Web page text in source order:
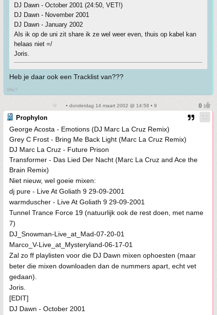
DJ Dawn - October 2001 (24:50, VET!)
DJ Dawn - November 2001
DJ Dawn - January 2002
Als ik op de uni zit share ik ze wel weer even, thuis op kabel kan
helaas niet =/
Joris.
Heb je daar ook een Tracklist van???
Wie?
• donderdag 14 maart 2002 @ 14:58 • 9
Prophylon
George Acosta - Emotions (DJ Marc La Cruz Remix)
Grey C Frost - Bring Me Back Light (Marc La Cruz Remix)
DJ Marc La Cruz - Future Prison
Transformer - Das Lied Der Nacht (Marc La Cruz and Ace the
Brain Remix)
Niet nieuw, wel goeie mixen:
dj pure - Live At Goliath 9 29-09-2001
warmduscher - Live At Goliath 9 29-09-2001
Tunnel Trance Force 19 (natuurlijk ook de rest doen, met name
7)
DJ_Snowman-Live_at_Mad-07-20-01
Marco_V-Live_at_Mysteryland-06-17-01
Zal zo ff playlisten voor die DJ Dawn mixen ophoesten (maar
beter die mixen downloaden dan de nummers apart, echt vet
gedaan).
Joris.
[EDIT]
DJ Dawn - October 2001